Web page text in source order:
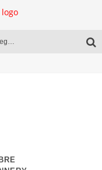
El libro en la mira de la desregulación